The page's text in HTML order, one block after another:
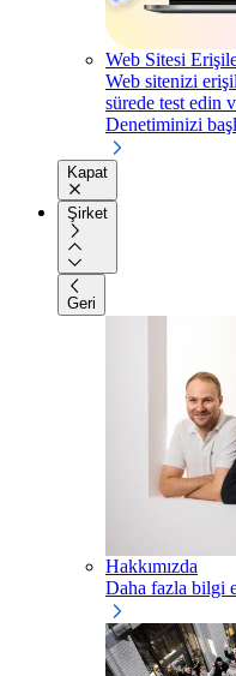
Web Sitesi
Web sitenizi
sürede test edin
Denetiminizi
Kapat
Şirket
Geri
Hakkımızda
Daha fazla bilgi